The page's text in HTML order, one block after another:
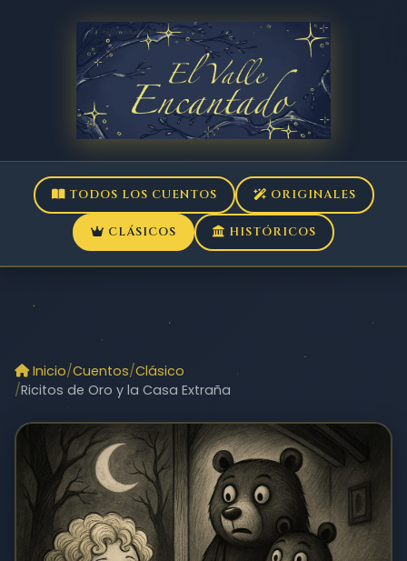
TODOS LOS CUENTOS ORIGINALES
CLÁSICOS HISTÓRICOS
Inicio Cuentos Clásico
Ricitos de Oro y la Casa Extraña